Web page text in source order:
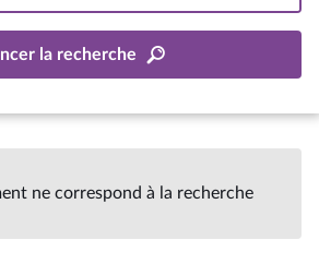
la recherche
ne correspond à la recherche